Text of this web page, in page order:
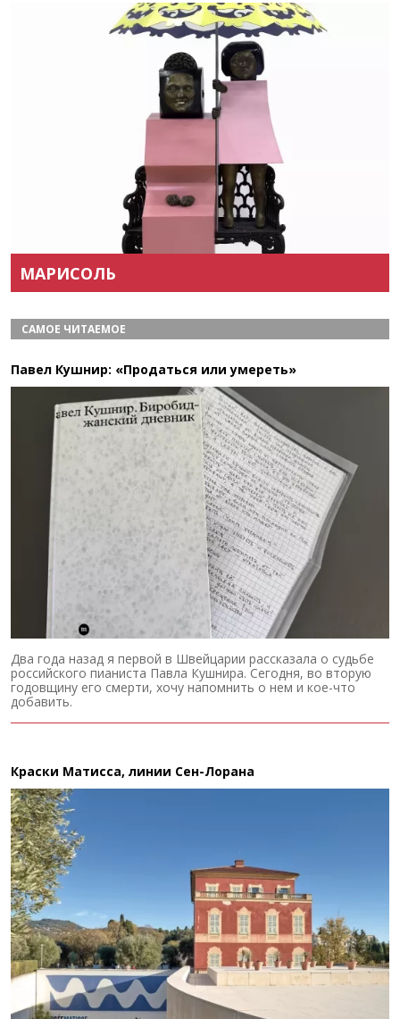
МАРИСОЛЬ
САМОЕ ЧИТАЕМОЕ
Павел Кушнир: «Продаться или умереть»
Два года назад я первой в Швейцарии рассказала о судьбе
российского пианиста Павла Кушнира. Сегодня, во вторую
годовщину его смерти, хочу напомнить о нем и кое-что
добавить.
Краски Матисса, линии Сен-Лорана